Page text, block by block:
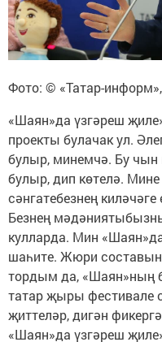
Фото: © «Татар-
«Шаян»да үзгәреш
проекты булачак ул.
булыр, минемчә. Бу чын
булыр, дип көтелә.
сәнгатебезнең
Безнең
кулларда. Мин
шаһите. Жюри
тордым да, «Шаян»ның
татар җыры фестивале
җиттеләр, дигән
«Шаян»да үзгәреш